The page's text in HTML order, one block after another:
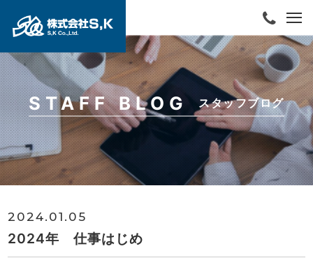
STAFF BLOG スタッフブログ
2024年 仕事はじめ
2024.01.05